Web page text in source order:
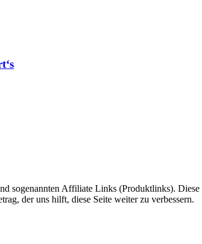
sogenannten Affiliate Links (Produktlinks).
der uns hilft, diese Seite weiter zu verbessern.